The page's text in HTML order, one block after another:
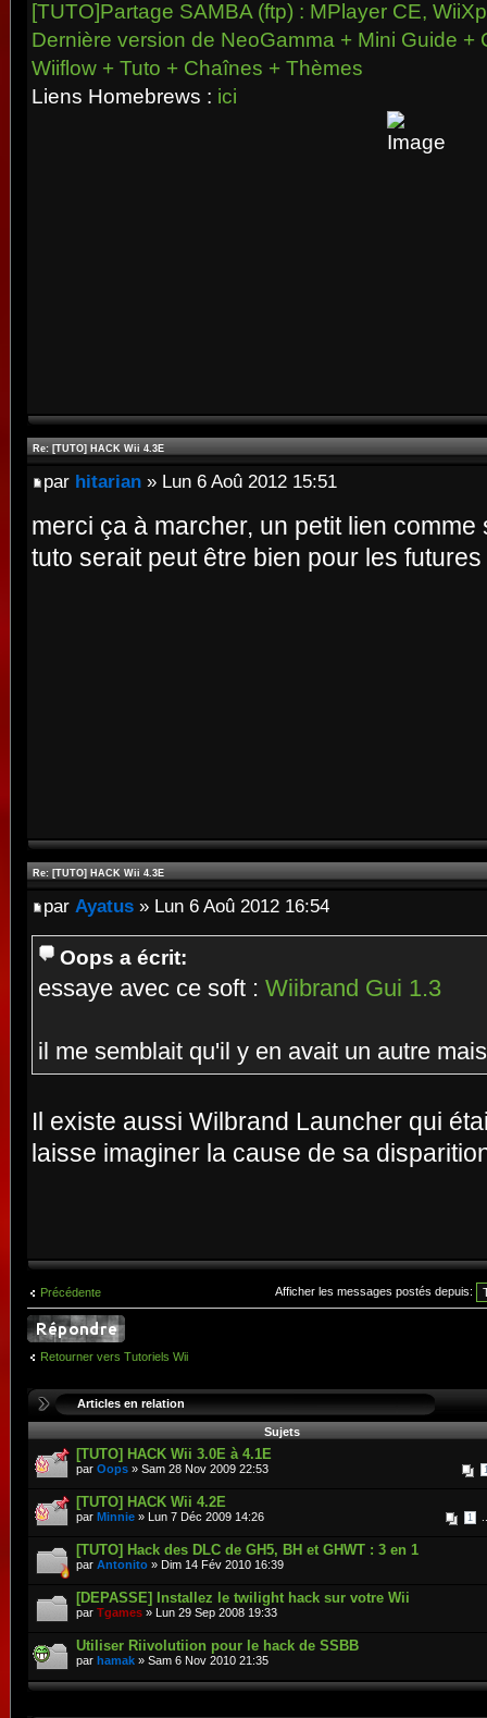
[TUTO]Partage SAMBA (ftp) : MPlayer CE,
Dernière version de NeoGamma + Mini Guide +
Wiiflow + Tuto + Chaînes + Thèmes
Liens Homebrews : ici
Re: [TUTO] HACK Wii 4.3E
par hitarian » Lun 6 Aoû 2012 15:51
merci ça à marcher, un petit lien
tuto serait peut être bien pour les
Re: [TUTO] HACK Wii 4.3E
par Ayatus » Lun 6 Aoû 2012 16:54
Oops a écrit:
essaye avec ce soft : Wiibrand Gui 1.3
il me semblait qu'il y en avait un autre
Il existe aussi Wilbrand Launcher qui
laisse imaginer la cause de sa
Précédente Afficher les messages postés depuis:
Retourner vers Tutoriels Wii
Articles en relation
Sujets
[TUTO] HACK Wii 3.0E à 4.1E
par Oops » Sam 28 Nov 2009 22:53
[TUTO] HACK Wii 4.2E
1
par Minnie » Lun 7 Déc 2009 14:26
[TUTO] Hack des DLC de GH5, BH et GHWT : 3 en 1
par Antonito » Dim 14 Fév 2010 16:39
[DEPASSE] Installez le twilight hack sur votre Wii
par Tgames » Lun 29 Sep 2008 19:33
Utiliser Riivolutiion pour le hack de SSBB
par hamak » Sam 6 Nov 2010 21:35